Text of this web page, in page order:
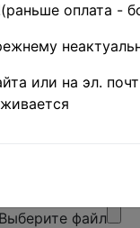
»
»
Украина
Поиск в категории
Выберите файл
оплата -
или на эл.